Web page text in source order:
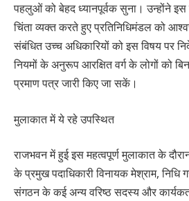
पहलुओं को बेहद ध्यानपूर्वक सुना। उन्होंने इस
चिंता व्यक्त करते हुए प्रतिनिधिमंडल को
संबंधित उच्च अधिकारियों को इस विषय पर
नियमों के अनुरूप आरक्षित वर्ग के लोगों को
प्रमाण पत्र जारी किए जा सकें।
मुलाकात में ये रहे उपस्थित
राजभवन में हुई इस महत्वपूर्ण मुलाकात के
के प्रमुख पदाधिकारी विनायक मेश्राम,
संगठन के कई अन्य वरिष्ठ सदस्य और